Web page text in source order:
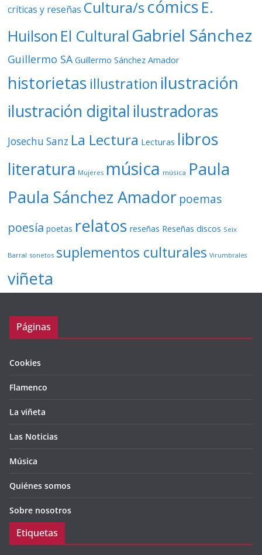
críticas y reseñas Cultura/s cómics E.
Huilson El Cultural Gabriel Sánchez
Guillermo SA Guillermo Sánchez Amador
historietas illustration ilustración
ilustración digital ilustradoras
Josechu Sanz La Lectura Lecturas libros
literatura Mujeres música música Paula
Paula Sánchez Amador poemas
poesía poetas relatos reseñas Reseñas discos Seix
Barral sonetos suplementos culturales Virumbrales
viñeta
Páginas
Cookies
Flamenco
La viñeta
Las Noticias
Música
Quiénes somos
Sobre nosotros
Etiquetas